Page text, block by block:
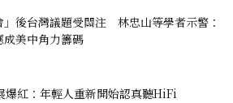
」後台灣議題受關注 林忠山等學者示警：
成美中角力籌碼
爆紅：年輕人重新開始認真聽HiFi